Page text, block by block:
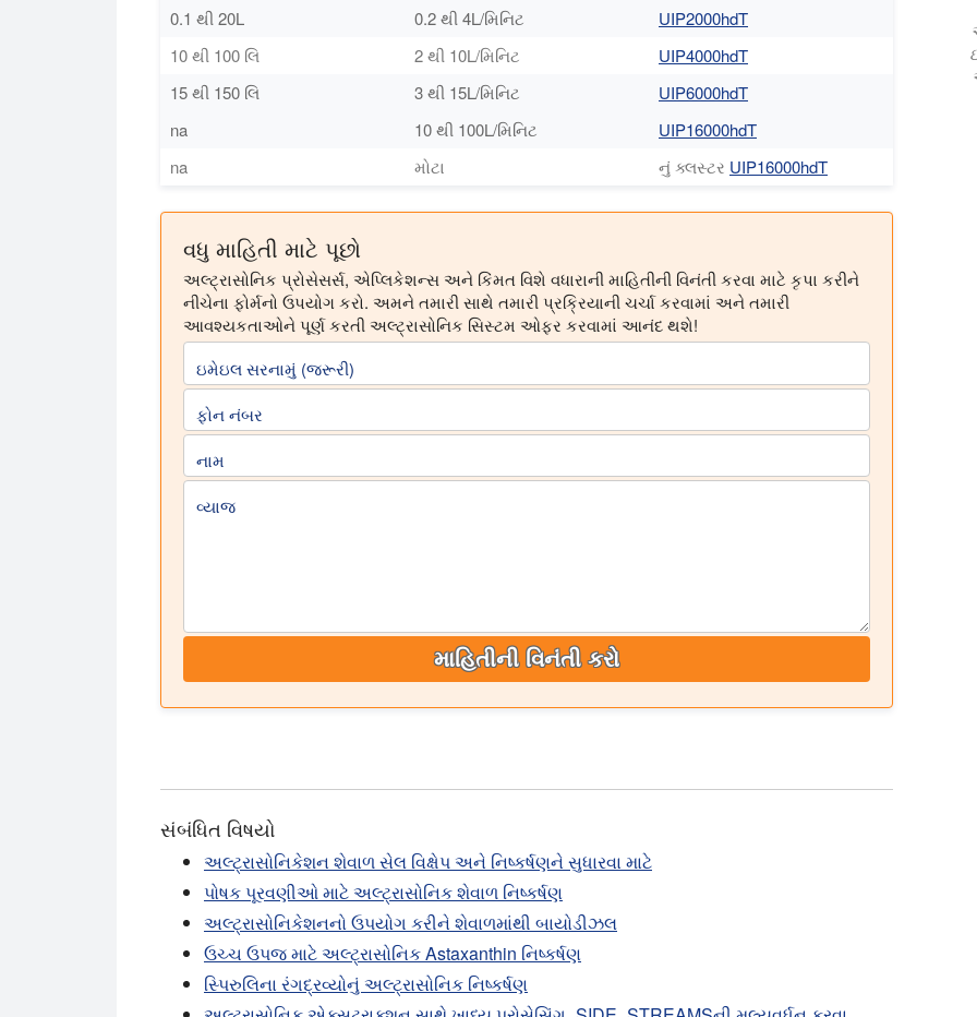
0.1 થી 20L
0.2 થી 4L/મિનિટ
UIP2000hdT
10 થી 100 લિ
2 થી 10L/મિનિટ
UIP4000hdT
15 થી 150 લિ
3 થી 15L/મિનિટ
UIP6000hdT
na
10 થી 100L/મિનિટ
UIP16000hdT
na
મોટા નું ક્લસ્ટર UIP16000hdT
વધુ માહિતી માટે પૂછો
અલ્ટ્રાસોનિક પ્રોસેસર્સ, એપ્લિકેશન્સ અને કિંમત વિશે વધારાની માહિતીની વિનંતી કરવા માટે કૃપા કરીને
નીચેના ફોર્મનો ઉપયોગ કરો. અમને તમારી સાથે તમારી પ્રક્રિયાની ચર્ચા કરવામાં અને તમારી
આવશ્યકતાઓને પૂર્ણ કરતી અલ્ટ્રાસોનિક સિસ્ટમ ઓફર કરવામાં આનંદ થશે!
ઇમેઇલ સરનામું (જરૂરી)
ફોન નંબર
નામ
વ્યાજ
માહિતીની વિનંતી કરો
સંબંધિત વિષયો
અલ્ટ્રાસોનિકેશન શેવાળ સેલ વિક્ષેપ અને નિષ્કર્ષણને સુધારવા માટે
પોષક પૂરવણીઓ માટે અલ્ટ્રાસોનિક શેવાળ નિષ્કર્ષણ
અલ્ટ્રાસોનિકેશનનો ઉપયોગ કરીને શેવાળમાંથી બાયોડીઝલ
ઉચ્ચ ઉપજ માટે અલ્ટ્રાસોનિક Astaxanthin નિષ્કર્ષણ
સ્પિરુલિના રંગદ્રવ્યોનું અલ્ટ્રાસોનિક નિષ્કર્ષણ